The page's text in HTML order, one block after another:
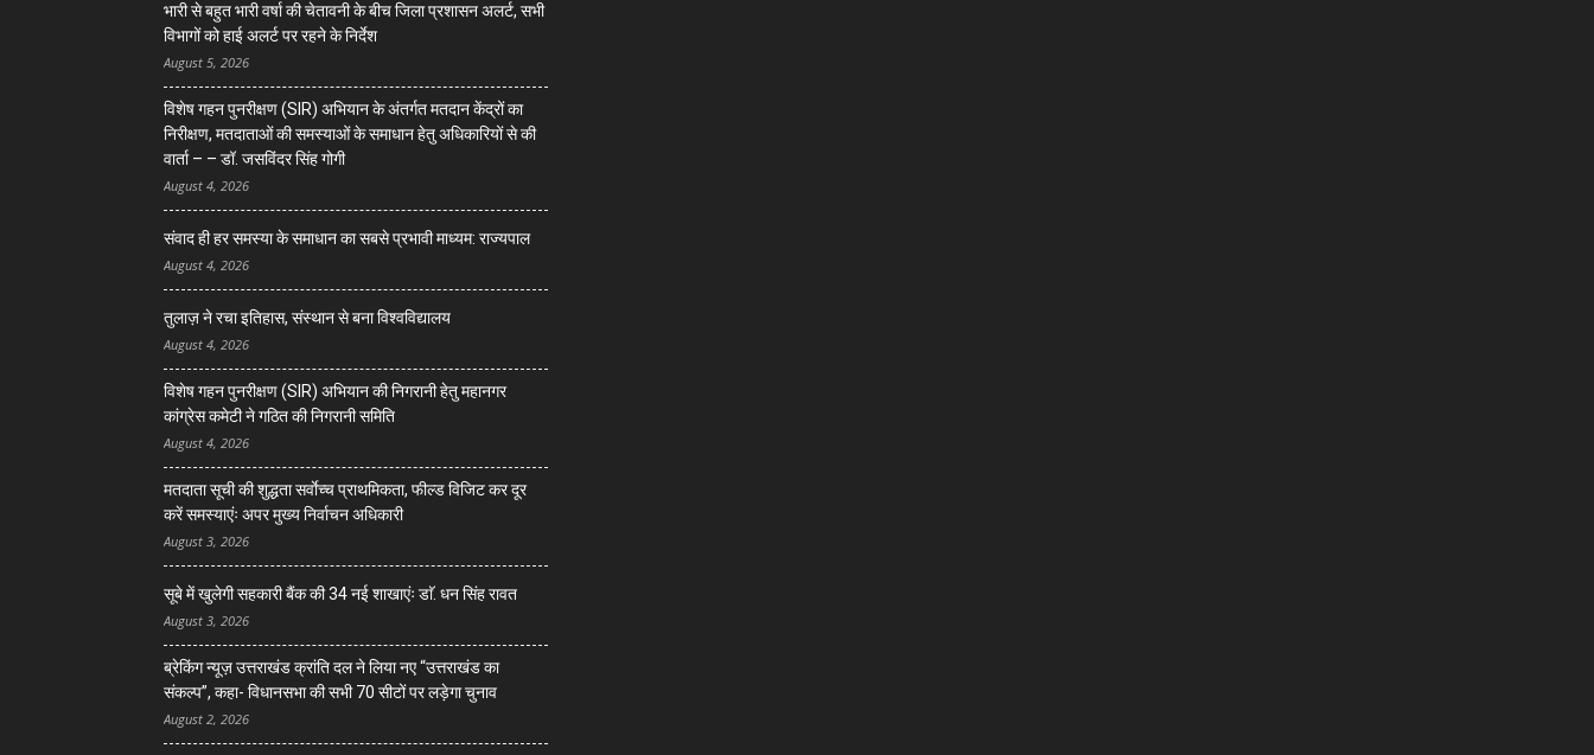
भारी से बहुत भारी वर्षा की चेतावनी के बीच जिला प्रशासन अलर्ट, सभी
विभागों को हाई अलर्ट पर रहने के निर्देश
August 5, 2026
विशेष गहन पुनरीक्षण (SIR) अभियान के अंतर्गत मतदान केंद्रों का
निरीक्षण, मतदाताओं की समस्याओं के समाधान हेतु अधिकारियों से की
वार्ता – – डॉ. जसविंदर सिंह गोगी
August 4, 2026
संवाद ही हर समस्या के समाधान का सबसे प्रभावी माध्यम: राज्यपाल
August 4, 2026
तुलाज़ ने रचा इतिहास, संस्थान से बना विश्वविद्यालय
August 4, 2026
विशेष गहन पुनरीक्षण (SIR) अभियान की निगरानी हेतु महानगर
कांग्रेस कमेटी ने गठित की निगरानी समिति
August 4, 2026
मतदाता सूची की शुद्धता सर्वाेच्च प्राथमिकता, फील्ड विजिट कर दूर
करें समस्याएंः अपर मुख्य निर्वाचन अधिकारी
August 3, 2026
सूबे में खुलेगी सहकारी बैंक की 34 नई शाखाएंः डाॅ. धन सिंह रावत
August 3, 2026
ब्रेकिंग न्यूज़ उत्तराखंड क्रांति दल ने लिया नए “उत्तराखंड का
संकल्प”, कहा- विधानसभा की सभी 70 सीटों पर लड़ेगा चुनाव
August 2, 2026